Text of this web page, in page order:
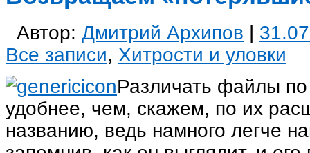
Автор: Дмитрий Архипов |
Все записи, Хитрости и уловки
Различать файлы по
удобнее, чем, скажем, по их
названию, ведь намного легче